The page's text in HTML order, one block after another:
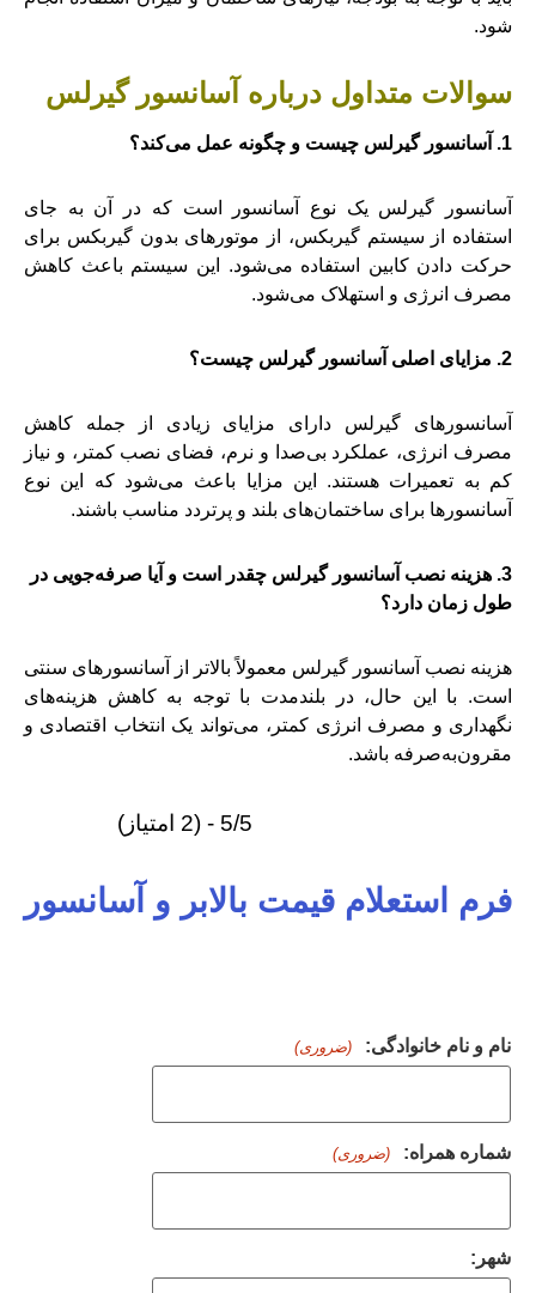
شود.
سوالات متداول درباره آسانسور گیرلس
1. آسانسور گیرلس چیست و چگونه عمل می‌کند؟
آسانسور گیرلس یک نوع آسانسور است که در آن به جای
استفاده از سیستم گیربکس، از موتورهای بدون گیربکس برای
حرکت دادن کابین استفاده می‌شود. این سیستم باعث کاهش
مصرف انرژی و استهلاک می‌شود.
2. مزایای اصلی آسانسور گیرلس چیست؟
آسانسورهای گیرلس دارای مزایای زیادی از جمله کاهش
مصرف انرژی، عملکرد بی‌صدا و نرم، فضای نصب کمتر، و نیاز
کم به تعمیرات هستند. این مزایا باعث می‌شود که این نوع
آسانسورها برای ساختمان‌های بلند و پرتردد مناسب باشند.
3. هزینه نصب آسانسور گیرلس چقدر است و آیا صرفه‌جویی در
طول زمان دارد؟
هزینه نصب آسانسور گیرلس معمولاً بالاتر از آسانسورهای سنتی
است. با این حال، در بلندمدت با توجه به کاهش هزینه‌های
نگهداری و مصرف انرژی کمتر، می‌تواند یک انتخاب اقتصادی و
مقرون‌به‌صرفه باشد.
5/5 - (2 امتیاز)
فرم استعلام قیمت بالابر و آسانسور
نام و نام خانوادگی: (ضروری)
شماره همراه: (ضروری)
شهر: